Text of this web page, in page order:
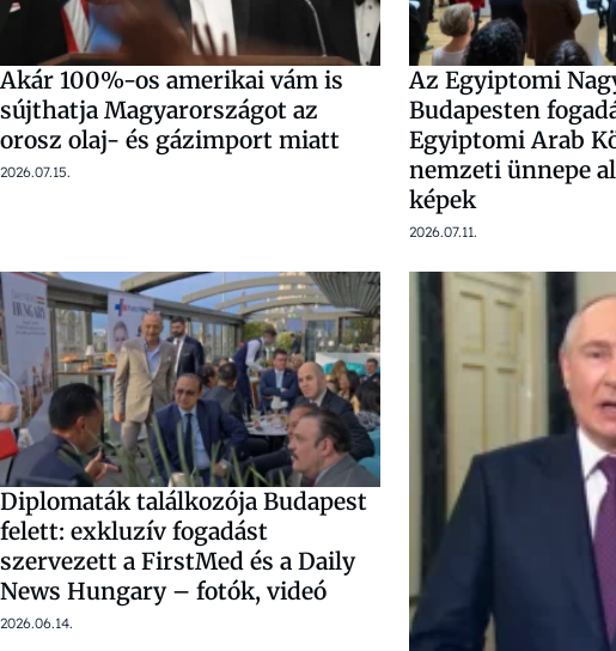
Akár 100%-os amerikai vám is
sújthatja Magyarországot az
orosz olaj- és gázimport miatt
2026.07.15.
Az Egyiptomi
Budapesten
Egyiptomi Arab
nemzeti ünnepe
képek
2026.07.11.
Diplomaták találkozója Budapest
felett: exkluzív fogadást
szervezett a FirstMed és a Daily
News Hungary – fotók, videó
2026.06.14.